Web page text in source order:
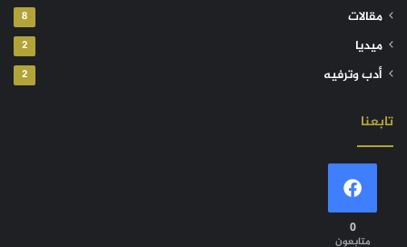
مقالات 8
ميديا 2
أدب وترفيه 2
تابعنا
0
متابعون